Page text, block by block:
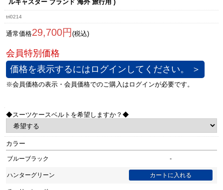
ルキャスター ブランド 海外 旅行用 )
tri0214
通常価格29,700円 (税込)
価格を表示するにはログインしてください。 ＞
◆スーツケースベルトを希望しますか？◆
カラー
ブルーブラック -
ハンターグリーン